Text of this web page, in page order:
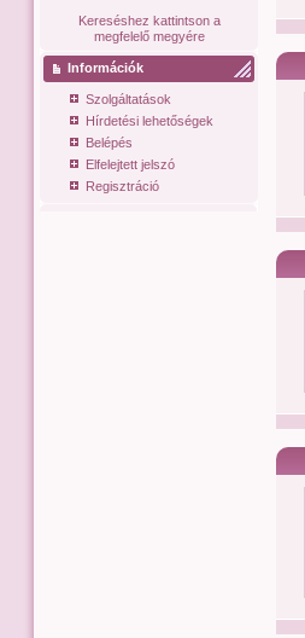
Kereséshez kattintson a
megfelelő megyére
Információk
Szolgáltatások
Hírdetési lehetőségek
Belépés
Elfelejtett jelszó
Regisztráció